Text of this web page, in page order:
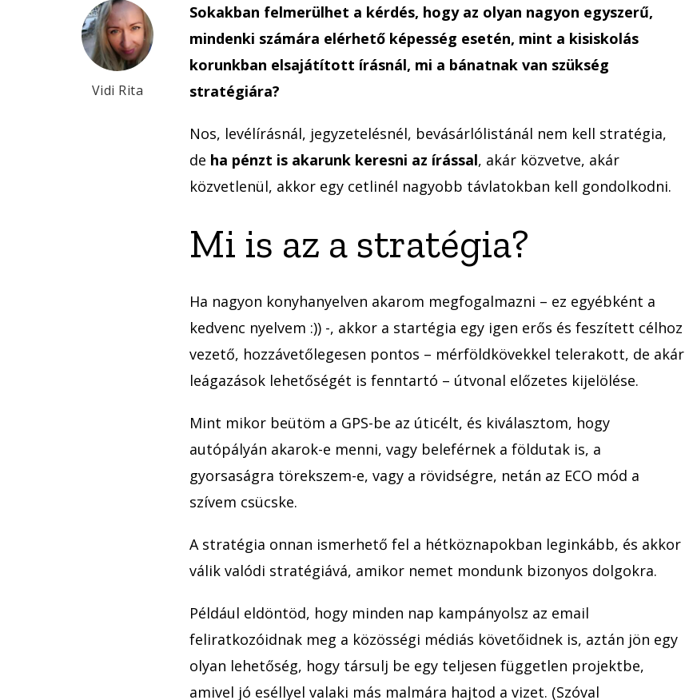
stratégia
kell?
Vidi Rita
Sokakban felmerülhet a kérdés, hogy az olyan nagyon egyszerű,
mindenki számára elérhető képesség esetén, mint a kisiskolás
korunkban elsajátított írásnál, mi a bánatnak van szükség
stratégiára?
Nos, levélírásnál, jegyzetelésnél, bevásárlólistánál nem kell stratégia,
de ha pénzt is akarunk keresni az írással, akár közvetve, akár
közvetlenül, akkor egy cetlinél nagyobb távlatokban kell gondolkodni.
Mi is az a stratégia?
Ha nagyon konyhanyelven akarom megfogalmazni – ez egyébként a
kedvenc nyelvem :)) -, akkor a startégia egy igen erős és feszített célhoz
vezető, hozzávetőlegesen pontos – mérföldkövekkel telerakott, de akár
leágazások lehetőségét is fenntartó – útvonal előzetes kijelölése.
Mint mikor beütöm a GPS-be az úticélt, és kiválasztom, hogy
autópályán akarok-e menni, vagy beleférnek a földutak is, a
gyorsaságra törekszem-e, vagy a rövidségre, netán az ECO mód a
szívem csücske.
A stratégia onnan ismerhető fel a hétköznapokban leginkább, és akkor
válik valódi stratégiává, amikor nemet mondunk bizonyos dolgokra.
Például eldöntöd, hogy minden nap kampányolsz az email
feliratkozóidnak meg a közösségi médiás követőidnek is, aztán jön egy
olyan lehetőség, hogy társulj be egy teljesen független projektbe,
amivel jó eséllyel valaki más malmára hajtod a vizet. (Szóval